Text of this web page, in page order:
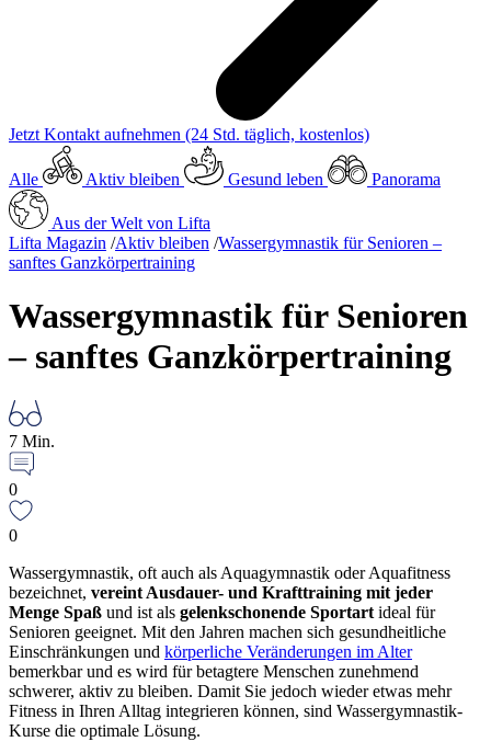
Jetzt Kontakt aufnehmen (24 Std. täglich, kostenlos)
Alle Aktiv bleiben Gesund leben Panorama
Aus der Welt von Lifta
Lifta Magazin /Aktiv bleiben /Wassergymnastik für Senioren –
sanftes Ganzkörpertraining
Wassergymnastik für Senioren
– sanftes Ganzkörpertraining
7 Min.
0
0
Wassergymnastik, oft auch als Aquagymnastik oder Aquafitness
bezeichnet, vereint Ausdauer- und Krafttraining mit jeder
Menge Spaß und ist als gelenkschonende Sportartideal für
Senioren geeignet. Mit den Jahren machen sich gesundheitliche
Einschränkungen und körperliche Veränderungen im Alter
bemerkbar und es wird für betagtere Menschen zunehmend
schwerer, aktiv zu bleiben. Damit Sie jedoch wieder etwas mehr
Fitness in Ihren Alltag integrieren können, sind Wassergymnastik-
Kurse die optimale Lösung.